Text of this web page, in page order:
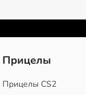
Прицелы
Прицелы CS2